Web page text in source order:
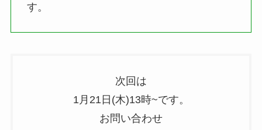
す。
次回は
1月21日(木)13時~です。
お問い合わせ